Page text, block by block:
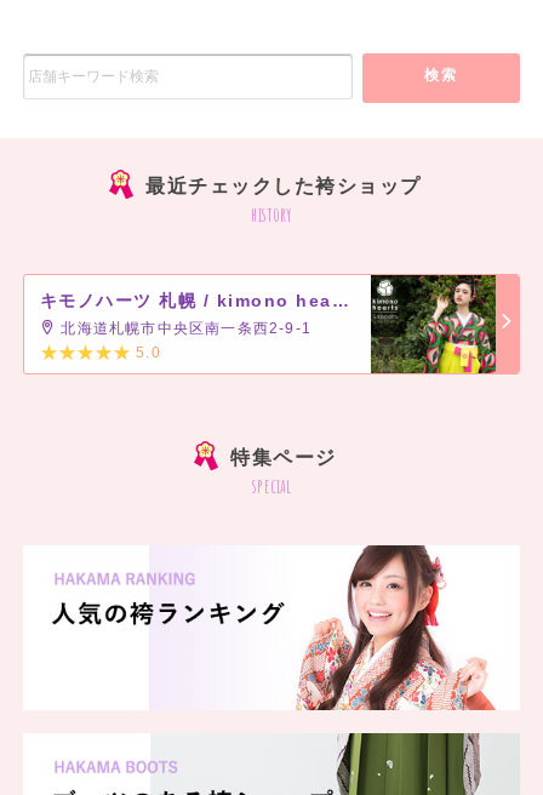
大人気のキモノハーツオリジナルの二尺袖に、深い赤色の袴を合わせました。
ポイントは、紐のリバーシブルカラー。
振袖とおそろいの千鳥格子柄がおしゃれです。
足元はレースソックスに黒のエナメルパンプスを合わせるとドレッシーに仕上が
検索
最近チェックした袴ショップ
history
キモノハーツ 札幌 / kimono hearts Sapporo
北海道札幌市中央区南一条西2-9-1
5.0
特集ページ
special